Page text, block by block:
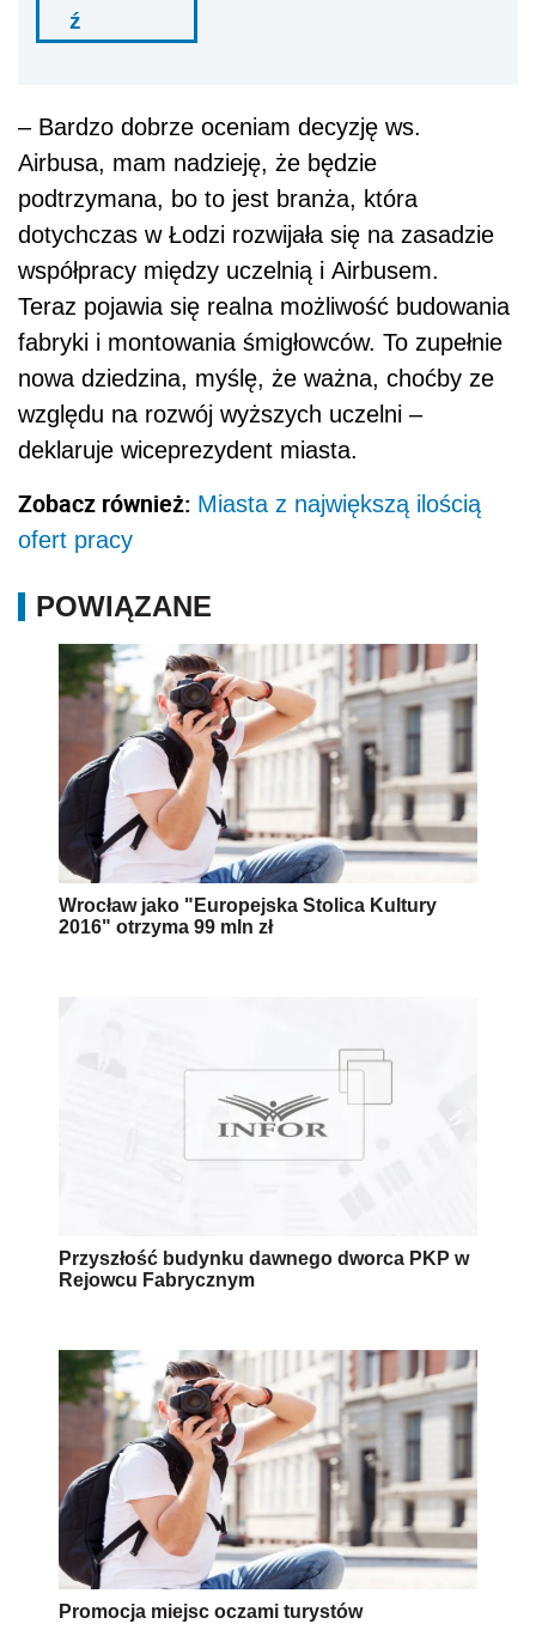
ź
– Bardzo dobrze oceniam decyzję ws.
Airbusa, mam nadzieję, że będzie
podtrzymana, bo to jest branża, która
dotychczas w Łodzi rozwijała się na zasadzie
współpracy między uczelnią i Airbusem.
Teraz pojawia się realna możliwość budowania
fabryki i montowania śmigłowców. To zupełnie
nowa dziedzina, myślę, że ważna, choćby ze
względu na rozwój wyższych uczelni –
deklaruje wiceprezydent miasta.
Zobacz również: Miasta z największą ilością
ofert pracy
POWIĄZANE
Wrocław jako "Europejska Stolica Kultury
2016" otrzyma 99 mln zł
Przyszłość budynku dawnego dworca PKP w
Rejowcu Fabrycznym
Promocja miejsc oczami turystów